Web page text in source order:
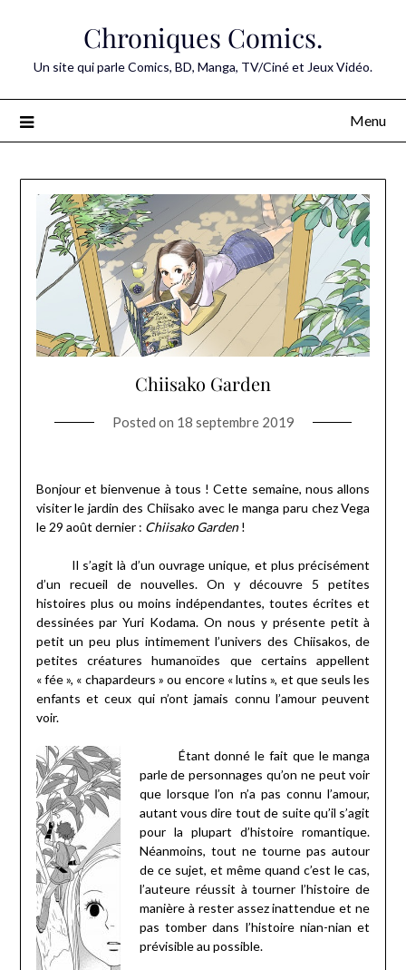
Chroniques Comics.
Un site qui parle Comics, BD, Manga, TV/Ciné et Jeux Vidéo.
Menu
Chiisako Garden
Posted on 18 septembre 2019
Bonjour et bienvenue à tous ! Cette semaine, nous allons
visiter le jardin des Chiisako avec le manga paru chez Vega
le 29 août dernier : Chiisako Garden!
Il s’agit là d’un ouvrage unique, et plus précisément
d’un recueil de nouvelles. On y découvre 5 petites
histoires plus ou moins indépendantes, toutes écrites et
dessinées par Yuri Kodama. On nous y présente petit à
petit un peu plus intimement l’univers des Chiisakos, de
petites créatures humanoïdes que certains appellent
« fée », « chapardeurs » ou encore « lutins », et que seuls les
enfants et ceux qui n’ont jamais connu l’amour peuvent
voir.
Étant donné le fait que le manga
parle de personnages qu’on ne peut voir
que lorsque l’on n’a pas connu l’amour,
autant vous dire tout de suite qu’il s’agit
pour la plupart d’histoire romantique.
Néanmoins, tout ne tourne pas autour
de ce sujet, et même quand c’est le cas,
l’auteure réussit à tourner l’histoire de
manière à rester assez inattendue et ne
pas tomber dans l’histoire nian-nian et
prévisible au possible.